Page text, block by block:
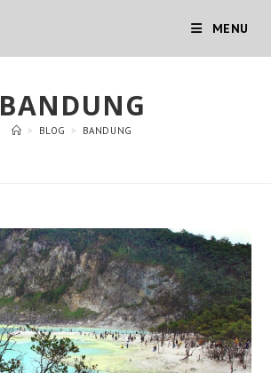
MENU
BANDUNG
> BLOG > BANDUNG